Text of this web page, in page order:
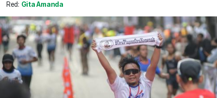
Red: Gita Amanda